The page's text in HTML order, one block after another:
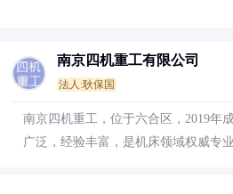
南京四机重工有限公司
法人:耿保国
南京四机重工，位于六合区，2019年
广泛，经验丰富，是机床领域权威专业